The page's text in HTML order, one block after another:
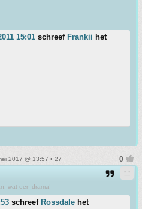
15:01 schreef Frankii het
2017 @ 13:57 • 27
wat een drama!
schreef Rossdale het